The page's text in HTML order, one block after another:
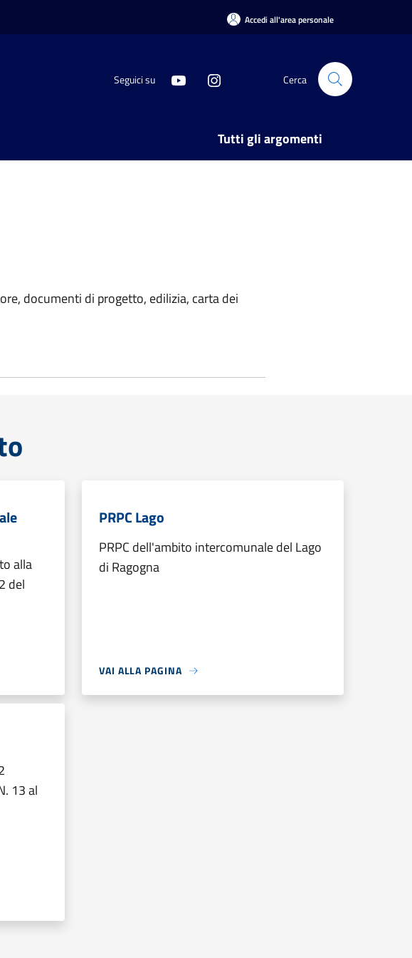
Accedi all'area personale
Seguici su Cerca
Tutti gli argomenti
documenti di progetto, edilizia, carta dei
alla
del
PRPC Lago
PRPC dell'ambito intercomunale del Lago
di Ragogna
VAI ALLA PAGINA
13 al